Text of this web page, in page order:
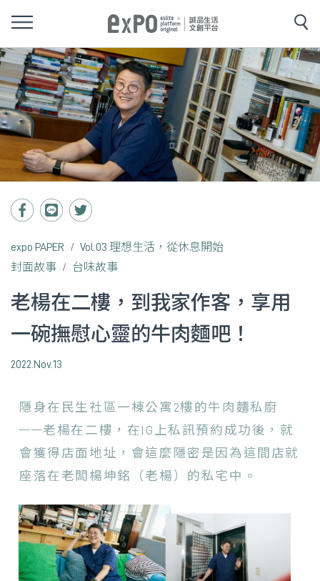
expo PAPER
Vol.03 理想生活，從休息開始
封面故事
台味故事
老楊在二樓，到我家作客，享用
一碗撫慰心靈的牛肉麵吧！
2022.Nov.13
隱身在民生社區一棟公寓2樓的牛肉麵私廚
——老楊在二樓，在IG上私訊預約成功後，就
會獲得店面地址，會這麼隱密是因為這間店就
座落在老闆楊坤銘（老楊）的私宅中。